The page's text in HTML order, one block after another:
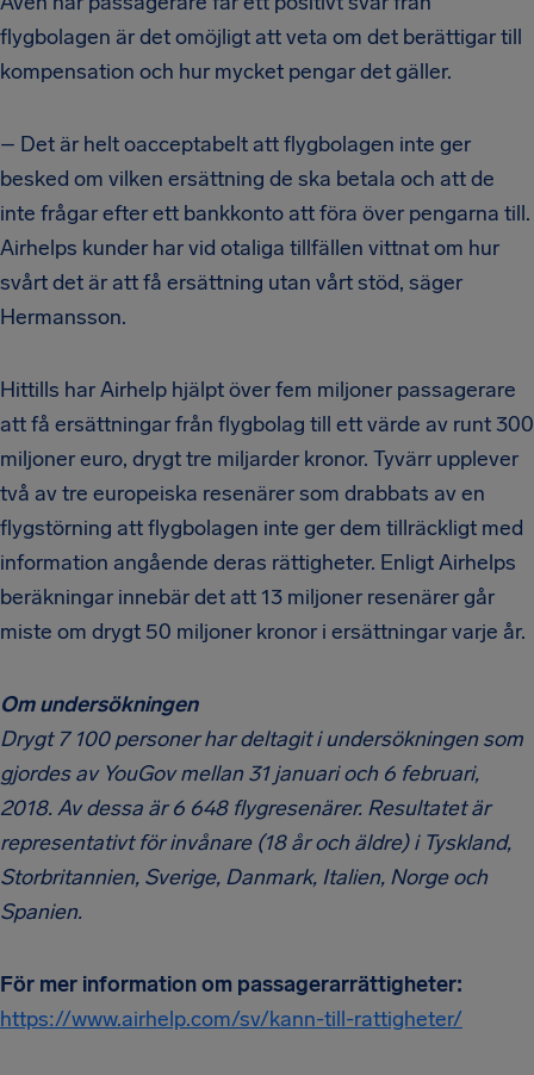
flygbolagen är det omöjligt att veta om det berättigar till
kompensation och hur mycket pengar det gäller.
– Det är helt oacceptabelt att flygbolagen inte ger
besked om vilken ersättning de ska betala och att de
inte frågar efter ett bankkonto att föra över pengarna till.
Airhelps kunder har vid otaliga tillfällen vittnat om hur
svårt det är att få ersättning utan vårt stöd, säger
Hermansson.
Hittills har Airhelp hjälpt över fem miljoner passagerare
att få ersättningar från flygbolag till ett värde av runt 300
miljoner euro, drygt tre miljarder kronor. Tyvärr upplever
två av tre europeiska resenärer som drabbats av en
flygstörning att flygbolagen inte ger dem tillräckligt med
information angående deras rättigheter. Enligt Airhelps
beräkningar innebär det att 13 miljoner resenärer går
miste om drygt 50 miljoner kronor i ersättningar varje år.
Om undersökningen
Drygt 7 100 personer har deltagit i undersökningen som
gjordes av YouGov mellan 31 januari och 6 februari,
2018. Av dessa är 6 648 flygresenärer. Resultatet är
representativt för invånare (18 år och äldre) i Tyskland,
Storbritannien, Sverige, Danmark, Italien, Norge och
Spanien.
För mer information om passagerarrättigheter:
https://www.airhelp.com/sv/kann-till-rattigheter/